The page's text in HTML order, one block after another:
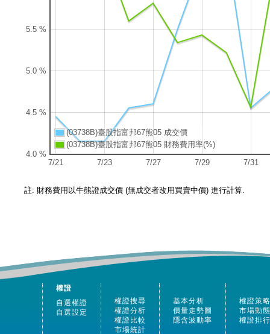
權證
自選權證
自選設定
權證搜尋
權證分析
權證比較
市場統計
基本分析
價量走勢圖
隱含波動率
權證策略
市場動態
權證排行